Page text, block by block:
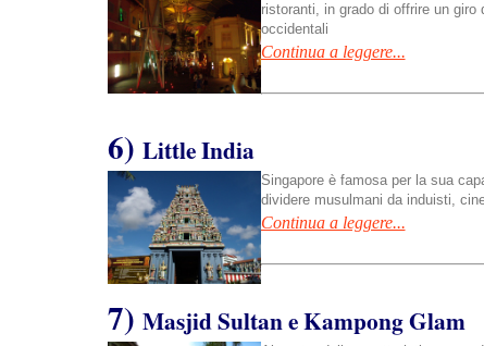
ristoranti, in grado di offrire un
occidentali
Continua a leggere...
6) Little India
Singapore è famosa per la sua
dividere musulmani da induisti,
Continua a leggere...
7) Masjid Sultan e Kampong Glam